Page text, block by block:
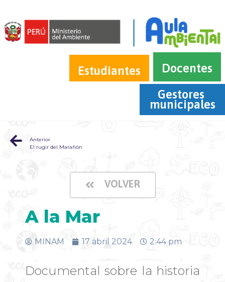
Estudiantes
Docentes
Gestores
municipales
Anterior
El rugir del Marañón
VOLVER
A la Mar
MINAM 17 abril 2024 2:44 pm
Documental sobre la historia